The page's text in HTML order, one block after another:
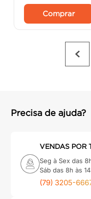
Comprar
Precisa de ajuda?
VENDAS POR
Seg à Sex das
Sáb das 8h às
(79) 3205-